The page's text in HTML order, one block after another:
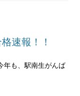
速報！！
年も、駅南生がんば